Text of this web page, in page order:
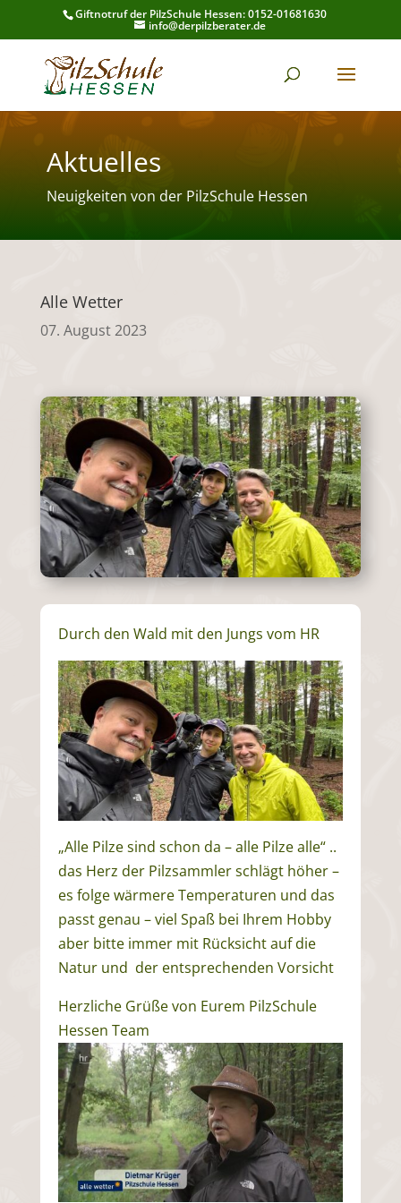
Giftnotruf der PilzSchule Hessen: 0152-01681630
info@derpilzberater.de
Aktuelles
Neuigkeiten von der PilzSchule Hessen
Alle Wetter
07. August 2023
Durch den Wald mit den Jungs vom HR
„Alle Pilze sind schon da – alle Pilze alle“ ..
das Herz der Pilzsammler schlägt höher –
es folge wärmere Temperaturen und das
passt genau – viel Spaß bei Ihrem Hobby
aber bitte immer mit Rücksicht auf die
Natur und der entsprechenden Vorsicht
Herzliche Grüße von Eurem PilzSchule
Hessen Team